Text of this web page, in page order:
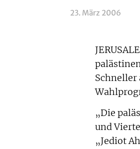
23. März 2006
Schneller
„Die
und
„Jediot